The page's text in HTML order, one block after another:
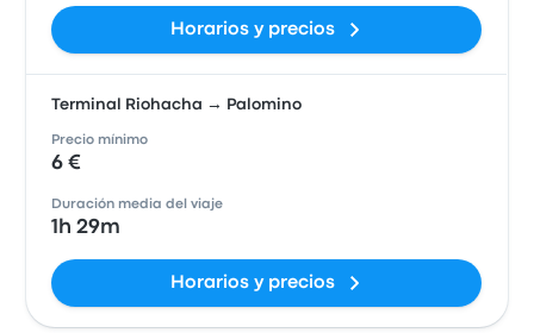
Horarios y precios
Terminal Riohacha → Palomino
Precio mínimo
6 €
Duración media del viaje
1h 29m
Horarios y precios